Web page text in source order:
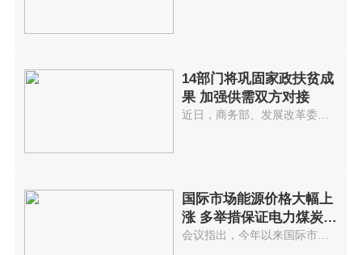
14部门将巩固家政扶贫成
果 加强供需双方对接
近日，商务部、发展改革委、人力...
国际市场能源价格大幅上
涨 多举措保证电力煤炭等
供应